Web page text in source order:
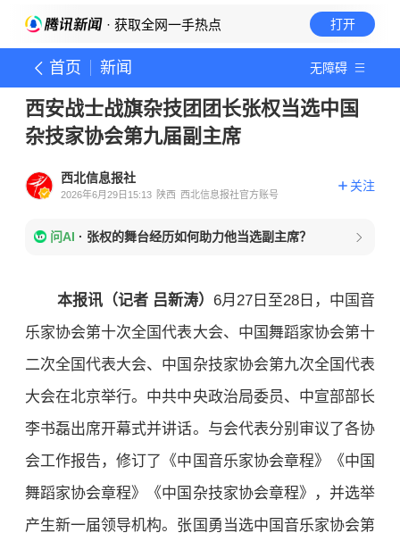
· 获取全网一手热点 打开
首页 新闻 无障碍
西安战士战旗杂技团团长张权当选中国
杂技家协会第九届副主席
西北信息报社
2026年6月29日15:13 陕西 西北信息报社官方账号
关注
问AI · 张权的舞台经历如何助力他当选副主席？
本报讯（记者 吕新涛） 6月27日至28日，中国音
乐家协会第十次全国代表大会、中国舞蹈家协会第十
二次全国代表大会、中国杂技家协会第九次全国代表
大会在北京举行。中共中央政治局委员、中宣部部长
李书磊出席开幕式并讲话。与会代表分别审议了各协
会工作报告，修订了《中国音乐家协会章程》《中国
舞蹈家协会章程》《中国杂技家协会章程》，并选举
产生新一届领导机构。张国勇当选中国音乐家协会第